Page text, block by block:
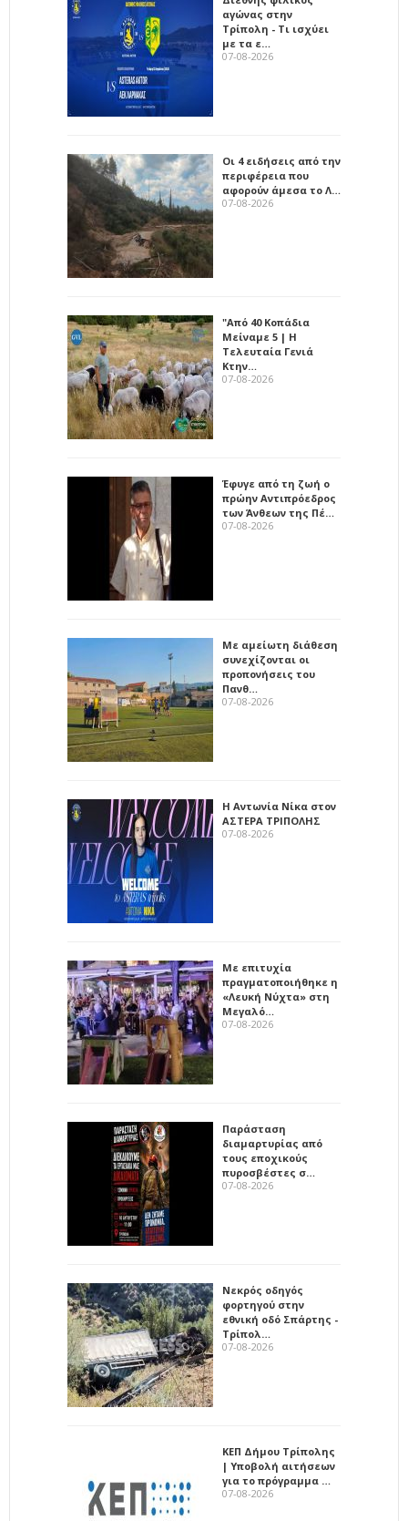
αγώνας στην
Τρίπολη - Τι ισχύει
με τα ε…
07-08-2026
Οι 4 ειδήσεις από την
περιφέρεια που
αφορούν άμεσα το Λ…
07-08-2026
"Από 40 Κοπάδια
Μείναμε 5 | Η
Τελευταία Γενιά
Κτην…
07-08-2026
Έφυγε από τη ζωή ο
πρώην Αντιπρόεδρος
των Άνθεων της Πέ…
07-08-2026
Με αμείωτη διάθεση
συνεχίζονται οι
προπονήσεις του
Πανθ…
07-08-2026
Η Αντωνία Νίκα στον
ΑΣΤΕΡΑ ΤΡΙΠΟΛΗΣ
07-08-2026
Με επιτυχία
πραγματοποιήθηκε η
«Λευκή Νύχτα» στη
Μεγαλό…
07-08-2026
Παράσταση
διαμαρτυρίας από
τους εποχικούς
πυροσβέστες σ…
07-08-2026
Νεκρός οδηγός
φορτηγού στην
εθνική οδό Σπάρτης -
Τρίπολ…
07-08-2026
ΚΕΠ Δήμου Τρίπολης
| Υποβολή αιτήσεων
για το πρόγραμμα …
07-08-2026